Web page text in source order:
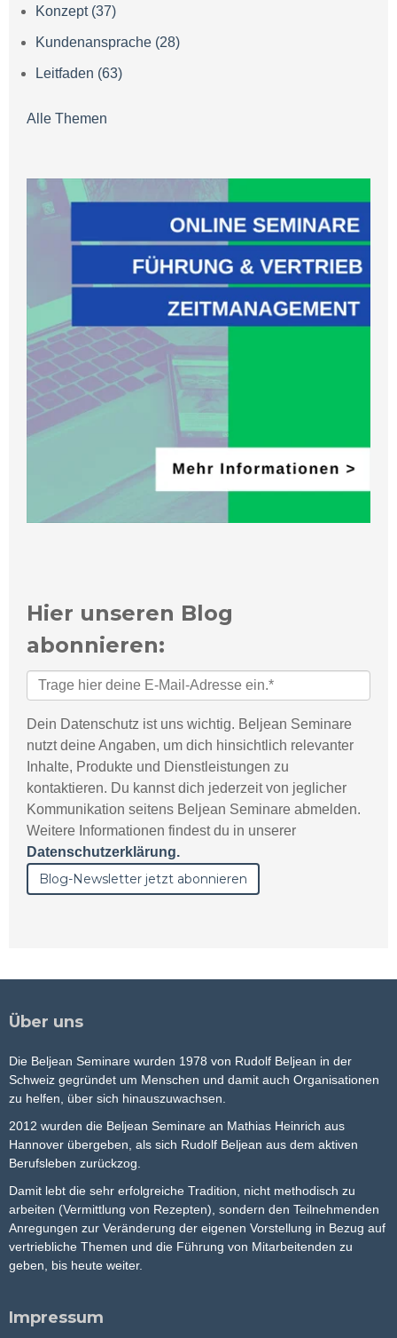
Konzept (37)
Kundenansprache (28)
Leitfaden (63)
Alle Themen
Hier unseren Blog
abonnieren:
Dein Datenschutz ist uns wichtig. Beljean Seminare
nutzt deine Angaben, um dich hinsichtlich relevanter
Inhalte, Produkte und Dienstleistungen zu
kontaktieren. Du kannst dich jederzeit von jeglicher
Kommunikation seitens Beljean Seminare abmelden.
Weitere Informationen findest du in unserer
Datenschutzerklärung.
Über uns
Die Beljean Seminare wurden 1978 von Rudolf Beljean in der
Schweiz gegründet um Menschen und damit auch Organisationen
zu helfen, über sich hinauszuwachsen.
2012 wurden die Beljean Seminare an Mathias Heinrich aus
Hannover übergeben, als sich Rudolf Beljean aus dem aktiven
Berufsleben zurückzog.
Damit lebt die sehr erfolgreiche Tradition, nicht methodisch zu
arbeiten (Vermittlung von Rezepten), sondern den Teilnehmenden
Anregungen zur Veränderung der eigenen Vorstellung in Bezug auf
vertriebliche Themen und die Führung von Mitarbeitenden zu
geben, bis heute weiter.
Impressum